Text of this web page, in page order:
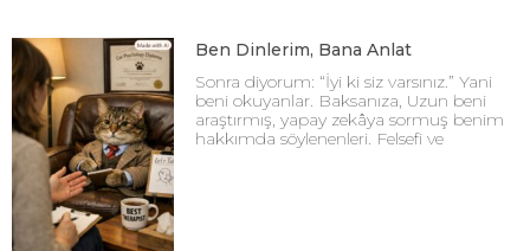
Ben Dinlerim, Bana Anlat
Sonra diyorum: “İyi ki siz varsınız.” Yani
beni okuyanlar. Baksanıza, Uzun beni
araştırmış, yapay zekâya sormuş benim
hakkımda söylenenleri. Felsefi ve